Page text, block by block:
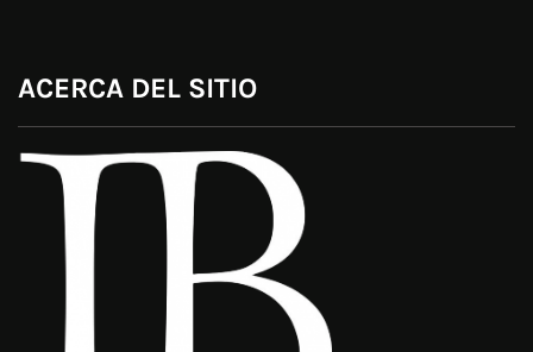
ACERCA DEL SITIO